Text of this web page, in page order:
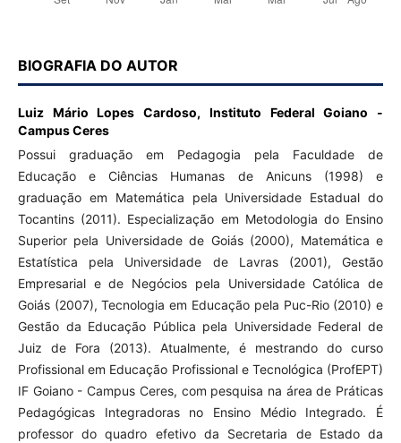
BIOGRAFIA DO AUTOR
Luiz Mário Lopes Cardoso, Instituto Federal Goiano -
Campus Ceres
Possui graduação em Pedagogia pela Faculdade de
Educação e Ciências Humanas de Anicuns (1998) e
graduação em Matemática pela Universidade Estadual do
Tocantins (2011). Especialização em Metodologia do Ensino
Superior pela Universidade de Goiás (2000), Matemática e
Estatística pela Universidade de Lavras (2001), Gestão
Empresarial e de Negócios pela Universidade Católica de
Goiás (2007), Tecnologia em Educação pela Puc-Rio (2010) e
Gestão da Educação Pública pela Universidade Federal de
Juiz de Fora (2013). Atualmente, é mestrando do curso
Profissional em Educação Profissional e Tecnológica (ProfEPT)
IF Goiano - Campus Ceres, com pesquisa na área de Práticas
Pedagógicas Integradoras no Ensino Médio Integrado. É
professor do quadro efetivo da Secretaria de Estado da